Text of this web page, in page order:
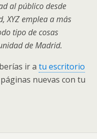
al público desde
XYZ emplea a más
tipo de cosas
de Madrid.
ir a tu escritorio
nuevas con tu